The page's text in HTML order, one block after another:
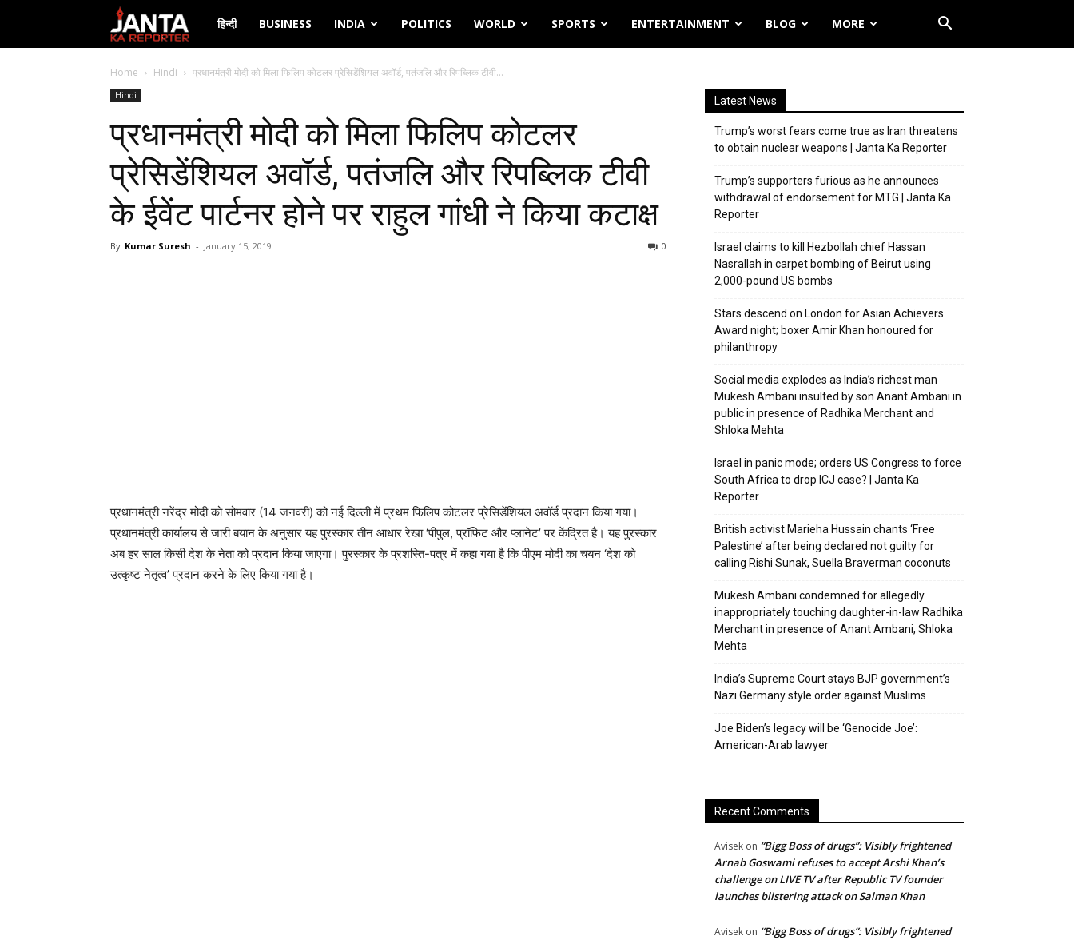
Janta
Ka
Reporter
हिन्दी BUSINESS INDIA POLITICS WORLD SPORTS ENTERTAINMENT BLOG MORE
Home Hindi प्रधानमंत्री मोदी को मिला फिलिप कोटलर प्रेसिडेंशियल अवॉर्ड, पतंजलि और रिपब्लिक टीवी...
Hindi
प्रधानमंत्री मोदी को मिला फिलिप कोटलर
प्रेसिडेंशियल अवॉर्ड, पतंजलि और रिपब्लिक टीवी
के ईवेंट पार्टनर होने पर राहुल गांधी ने किया कटाक्ष
By Kumar Suresh - January 15, 2019 0
प्रधानमंत्री नरेंद्र मोदी को सोमवार (14 जनवरी) को नई दिल्ली में प्रथम फिलिप कोटलर प्रेसिडेंशियल अवॉर्ड प्रदान किया गया।
प्रधानमंत्री कार्यालय से जारी बयान के अनुसार यह पुरस्कार तीन आधार रेखा ‘पीपुल, प्रॉफिट और प्लानेट’ पर केंद्रित है। यह पुरस्कार
अब हर साल किसी देश के नेता को प्रदान किया जाएगा। पुरस्कार के प्रशस्ति-पत्र में कहा गया है कि पीएम मोदी का चयन ‘देश को
उत्कृष्ट नेतृत्व’ प्रदान करने के लिए किया गया है।
Latest News
Trump’s worst fears come true as Iran threatens
to obtain nuclear weapons | Janta Ka Reporter
Trump’s supporters furious as he announces
withdrawal of endorsement for MTG | Janta Ka
Reporter
Israel claims to kill Hezbollah chief Hassan
Nasrallah in carpet bombing of Beirut using
2,000-pound US bombs
Stars descend on London for Asian Achievers
Award night; boxer Amir Khan honoured for
philanthropy
Social media explodes as India’s richest man
Mukesh Ambani insulted by son Anant Ambani in
public in presence of Radhika Merchant and
Shloka Mehta
Israel in panic mode; orders US Congress to force
South Africa to drop ICJ case? | Janta Ka
Reporter
British activist Marieha Hussain chants ‘Free
Palestine’ after being declared not guilty for
calling Rishi Sunak, Suella Braverman coconuts
Mukesh Ambani condemned for allegedly
inappropriately touching daughter-in-law Radhika
Merchant in presence of Anant Ambani, Shloka
Mehta
India’s Supreme Court stays BJP government’s
Nazi Germany style order against Muslims
Joe Biden’s legacy will be ‘Genocide Joe’:
American-Arab lawyer
Recent Comments
Avisek on “Bigg Boss of drugs”: Visibly frightened
Arnab Goswami refuses to accept Arshi Khan’s
challenge on LIVE TV after Republic TV founder
launches blistering attack on Salman Khan
Avisek on “Bigg Boss of drugs”: Visibly frightened